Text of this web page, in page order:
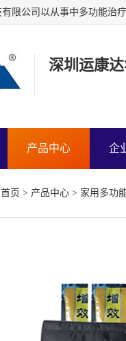
深圳运康
产品中心 企
首页 > 产品中心 > 家用多功